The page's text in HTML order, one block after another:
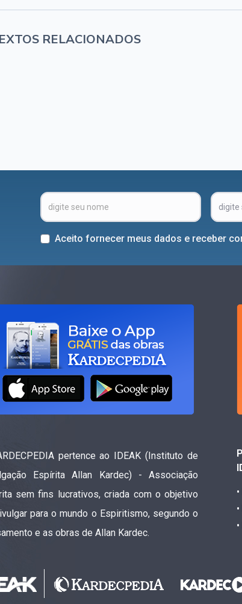
RELACIONADOS
Aceito fornecer meus dados e receber
pertence ao IDEAK (Instituto de
Espírita Allan Kardec) - Associação
sem fins lucrativos, criada com o objetivo
para o mundo o Espiritismo, segundo o
e as obras de Allan Kardec.